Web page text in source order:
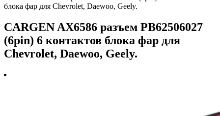
блока фар для Chevrolet, Daewoo, Geely.
CARGEN AX6586 разъем PB62506027
(6pin) 6 контактов блока фар для
Chevrolet, Daewoo, Geely.